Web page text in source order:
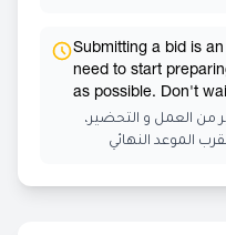
Submitting a bid is
need to start
as possible. Don't
من العمل و التحضير،
الموعد النهائي